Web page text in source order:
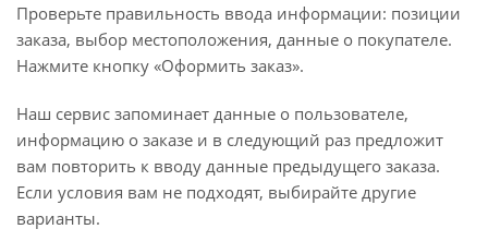
Проверьте правильность ввода информации: позиции
заказа, выбор местоположения, данные о покупателе.
Нажмите кнопку «Оформить заказ».
Наш сервис запоминает данные о пользователе,
информацию о заказе и в следующий раз предложит
вам повторить к вводу данные предыдущего заказа.
Если условия вам не подходят, выбирайте другие
варианты.